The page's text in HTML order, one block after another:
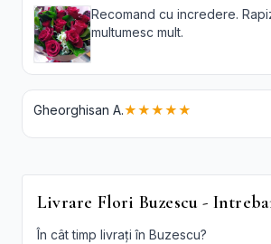
Recomand cu incredere.
multumesc mult.
Gheorghisan A.★★★★★
Livrare Flori Buzescu -
În cât timp livrați în Buzescu?